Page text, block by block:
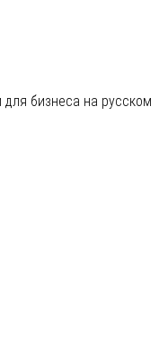
бизнеса на русском